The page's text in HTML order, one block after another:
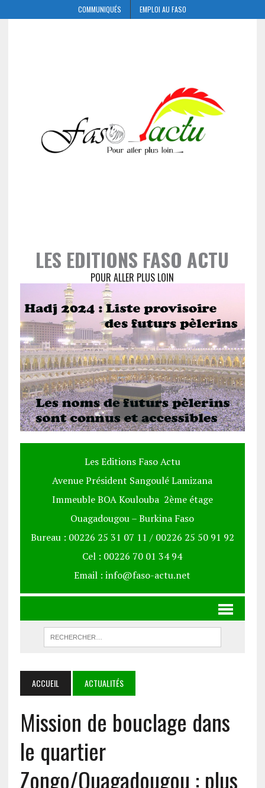
COMMUNIQUÉS EMPLOI AU FASO
LES EDITIONS FASO ACTU
POUR ALLER PLUS LOIN
Les Editions Faso Actu
Avenue Président Sangoulé Lamizana
Immeuble BOA Koulouba 2ème étage
Ouagadougou – Burkina Faso
Bureau : 00226 25 31 07 11 / 00226 25 50 91 92
Cel : 00226 70 01 34 94
Email : info@faso-actu.net
ACCUEIL ACTUALITÉS
Mission de bouclage dans
le quartier
Zongo/Ouagadougou : plus